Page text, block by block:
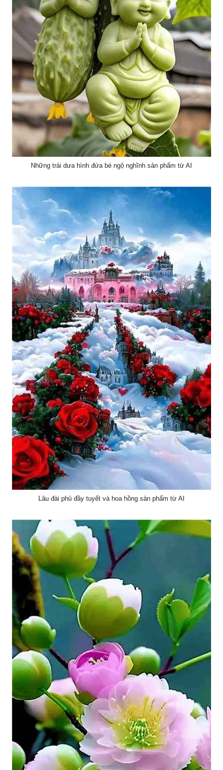
Những trái dưa hình đứa bé ngộ nghĩnh sản phẩm từ AI
Lâu đài phủ đầy tuyết và hoa hồng sản phẩm từ AI